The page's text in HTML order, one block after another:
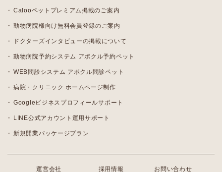
Calooペットプレミアム掲載のご案内
動物病院様向け無料会員登録のご案内
ドクターズインタビューの掲載について
動物病院予約システム アポクル予約ペット
WEB問診システム アポクル問診ペット
病院・クリニック ホームページ制作
Googleビジネスプロフィールサポート
LINE公式アカウント運用サポート
新規開業パッケージプラン
運営会社 採用情報 お問い合わせ